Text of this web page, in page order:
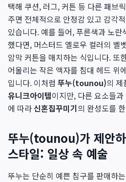
택해 쿠션, 러그, 커튼 등 다른 패브
주면 전체적으로 안정감 있고 감각
있습니다. 예를 들어, 푸른색과 노란
했다면, 머스터드 옐로우 컬러의 벨
암막 커튼을 매치하는 식입니다. 또
어울리는 작은 액자를 침대 헤드 위
입니다. 이처럼 뚜누(tounou)의 제
유니크아이템이지만, 다른 요소들
에 따라신혼집꾸미기의 완성도를
뚜누(tounou)가 제안
스타일: 일상 속 예술
뚜누는 단순히 예쁜 침구를 판매하